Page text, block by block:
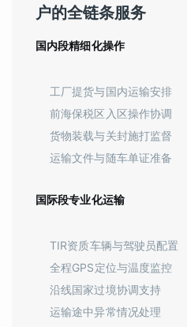
户的全链条服务
国内段精细化操作
工厂提货与国内运输安排
前海保税区入区操作协调
货物装载与关封施打监督
运输文件与随车单证准备
国际段专业化运输
TIR资质车辆与驾驶员配置
全程GPS定位与温度监控
沿线国家过境协调支持
运输途中异常情况处理